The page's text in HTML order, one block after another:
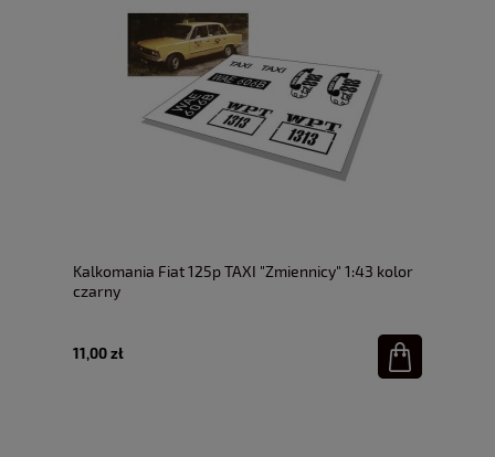
Kalkomania Fiat 125p TAXI "Zmiennicy" 1:43 kolor
czarny
11,00 zł